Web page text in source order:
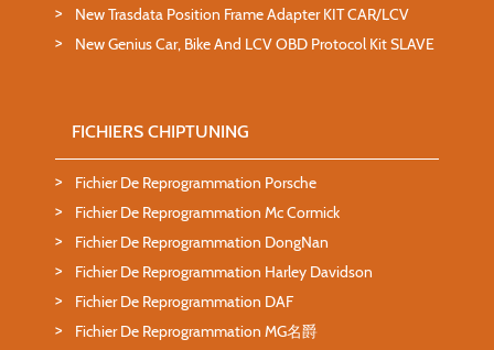
New Trasdata Position Frame Adapter KIT CAR/LCV
New Genius Car, Bike And LCV OBD Protocol Kit SLAVE
FICHIERS CHIPTUNING
Fichier De Reprogrammation Porsche
Fichier De Reprogrammation Mc Cormick
Fichier De Reprogrammation DongNan
Fichier De Reprogrammation Harley Davidson
Fichier De Reprogrammation DAF
Fichier De Reprogrammation MG名爵